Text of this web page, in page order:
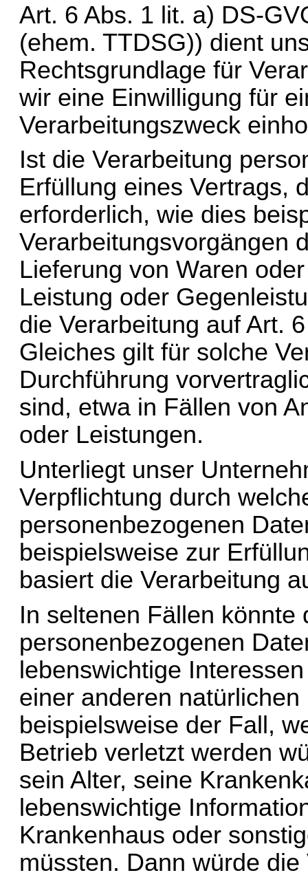
Art. 6 Abs. 1 lit. a) DS-
(ehem. TTDSG)) dient
Rechtsgrundlage für
wir eine Einwilligung für
Verarbeitungszweck
Ist die Verarbeitung
Erfüllung eines Vertrags,
erforderlich, wie dies
Verarbeitungsvorgängen
Lieferung von Waren
Leistung oder
die Verarbeitung auf Art.
Gleiches gilt für solche
Durchführung
sind, etwa in Fällen von
oder Leistungen.
Unterliegt unser
Verpflichtung durch
personenbezogenen
beispielsweise zur
basiert die Verarbeitung
In seltenen Fällen könnte
personenbezogenen
lebenswichtige
einer anderen
beispielsweise der Fall,
Betrieb verletzt werden
sein Alter, seine
lebenswichtige
Krankenhaus oder